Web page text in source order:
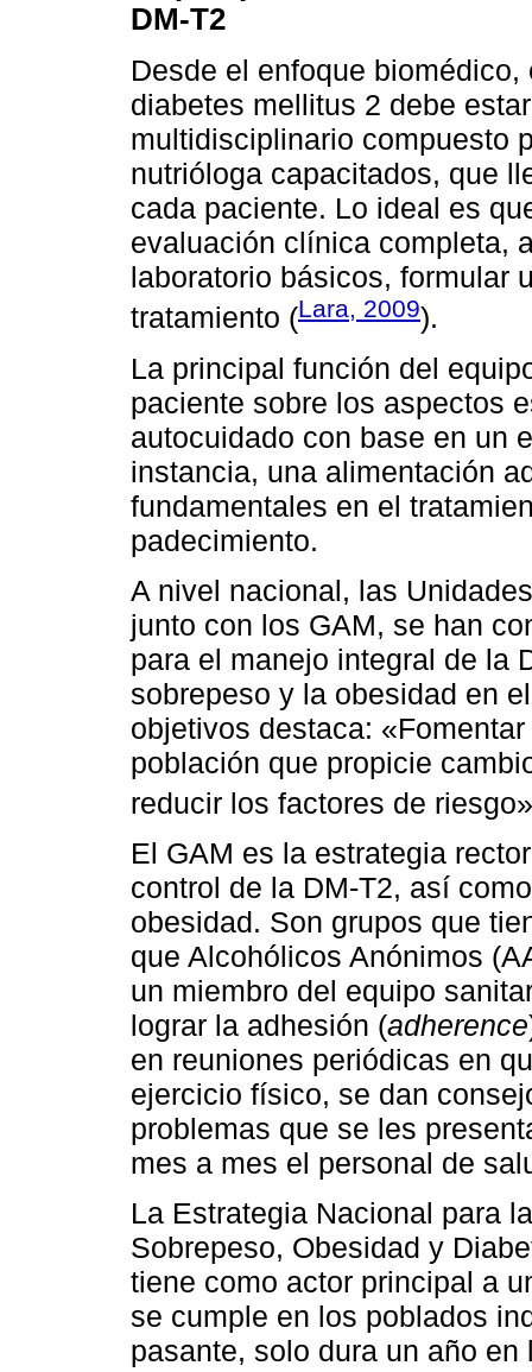
DM-T2
Desde el enfoque
diabetes mellitus 2 debe
multidisciplinario compuesto
nutrióloga capacitados, que
cada paciente. Lo ideal es
evaluación clínica completa,
laboratorio básicos, formular
tratamiento (Lara, 2009).
La principal función del
paciente sobre los aspectos
autocuidado con base en un
instancia, una alimentación
fundamentales en el
padecimiento.
A nivel nacional, las
junto con los GAM, se han
para el manejo integral de la
sobrepeso y la obesidad en
objetivos destaca:
población que propicie
reducir los factores de
El GAM es la estrategia
control de la DM-T2, así
obesidad. Son grupos que
que Alcohólicos Anónimos
un miembro del equipo
lograr la adhesión (adherence
en reuniones periódicas en
ejercicio físico, se dan
problemas que se les
mes a mes el personal de
La Estrategia Nacional para
Sobrepeso, Obesidad y
tiene como actor principal a
se cumple en los poblados
pasante, solo dura un año